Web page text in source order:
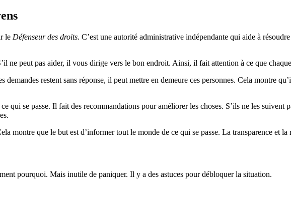
le Défenseur des droits. C’est une autorité administrative indépendante qui aide à
ne peut pas aider, il vous dirige vers le bon endroit. Ainsi, il fait attention à ce que
restent sans réponse, il peut mettre en demeure ces personnes. Cela montre
qui se passe. Il fait des recommandations pour améliorer les choses. S’ils ne les suivent
montre que le but est d’informer tout le monde de ce qui se passe. La transparence et
pourquoi. Mais inutile de paniquer. Il y a des astuces pour débloquer la situation.